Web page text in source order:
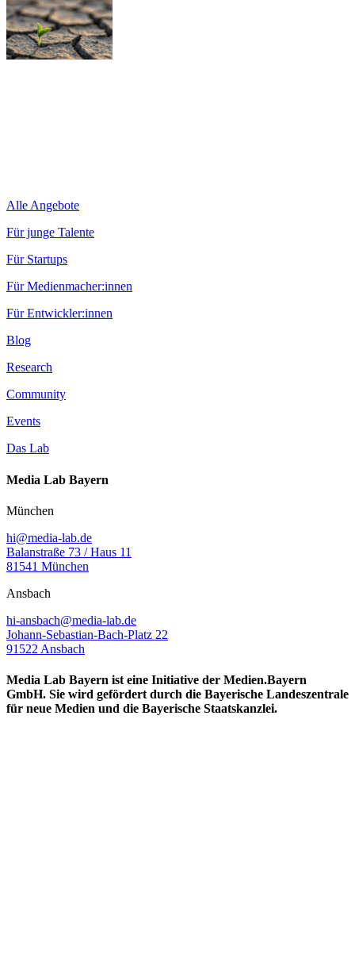
Alle Angebote
Für junge Talente
Für Startups
Für Medienmacher:innen
Für Entwickler:innen
Blog
Research
Community
Events
Das Lab
Media Lab Bayern
München
hi@media-lab.de
Balanstraße 73 / Haus 11
81541 München
Ansbach
hi-ansbach@media-lab.de
Johann-Sebastian-Bach-Platz 22
91522 Ansbach
Media Lab Bayern ist eine Initiative der Medien.Bayern
GmbH. Sie wird gefördert durch die Bayerische Landeszentrale
für neue Medien und die Bayerische Staatskanzlei.